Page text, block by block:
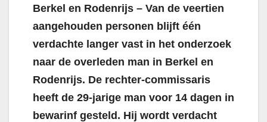
Berkel en Rodenrijs – Van de veertien
aangehouden personen blijft één
verdachte langer vast in het onderzoek
naar de overleden man in Berkel en
Rodenrijs. De rechter-commissaris
heeft de 29-jarige man voor 14 dagen in
bewarinf gesteld. Hij wordt verdacht